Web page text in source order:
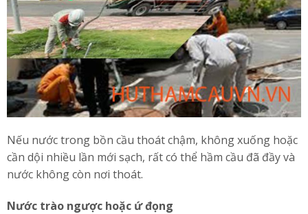
Nếu nước trong bồn cầu thoát chậm, không xuống hoặc
cần dội nhiều lần mới sạch, rất có thể hầm cầu đã đầy và
nước không còn nơi thoát.
Nước trào ngược hoặc ứ đọng